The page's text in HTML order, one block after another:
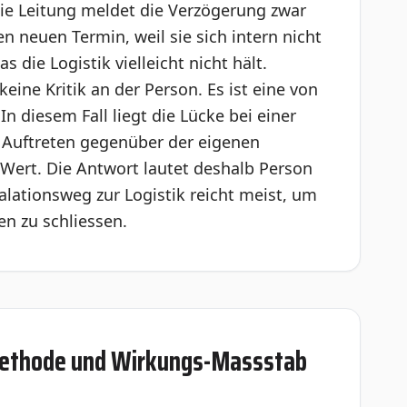
Leitung meldet die Verzögerung zwar
neuen Termin, weil sie sich intern nicht
die Logistik vielleicht nicht hält.
Kritik an der Person. Es ist eine von
diesem Fall liegt die Lücke bei einer
gegenüber der eigenen
Die Antwort lautet deshalb Person
zur Logistik reicht meist, um
zu schliessen.
und Wirkungs-Massstab